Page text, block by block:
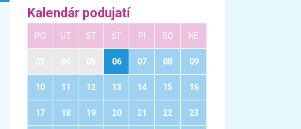
Kalendár podujatí
PO UT ST ŠT PI SO NE
06 07 08 09
10 11 12 13 14 15 16
17 18 19 20 21 22 23